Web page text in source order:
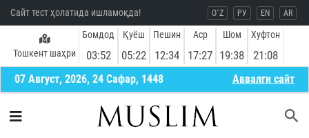
Сайт тест ҳолатида ишламоқда! O`Z РУ EN AR
Тошкент шаҳри
Бомдод
03:52
Қуёш
05:22
Пешин
12:34
Аср
17:27
Шом
19:38
Хуфтон
21:08
07 Август, 2026, 24 Сафар, 1448 Aввалги сайт